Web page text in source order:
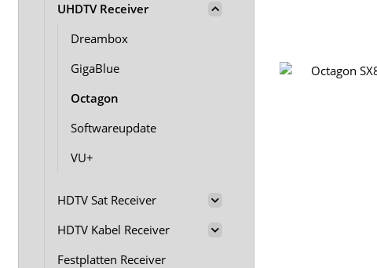
UHDTV Receiver
Dreambox
GigaBlue
Octagon
Softwareupdate
VU+
HDTV Sat Receiver
HDTV Kabel Receiver
Festplatten Receiver